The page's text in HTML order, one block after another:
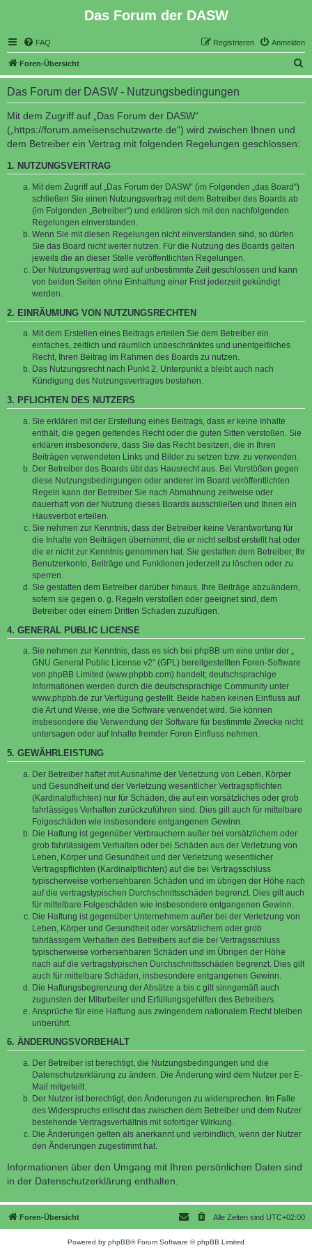
Das Forum der DASW
FAQ Anmelden
Registrieren
Foren-Übersicht
u
Das Forum der DASW - Nutzungsbedingungen
Mit dem Zugriff auf „Das Forum der DASW“
(„https://forum.ameisenschutzwarte.de“) wird zwischen Ihnen und
dem Betreiber ein Vertrag mit folgenden Regelungen geschlossen:
1. NUTZUNGSVERTRAG
Mit dem Zugriff auf „Das Forum der DASW“ (im Folgenden „das Board“)
schließen Sie einen Nutzungsvertrag mit dem Betreiber des Boards ab
(im Folgenden „Betreiber“) und erklären sich mit den nachfolgenden
Regelungen einverstanden.
Wenn Sie mit diesen Regelungen nicht einverstanden sind, so dürfen
Sie das Board nicht weiter nutzen. Für die Nutzung des Boards gelten
jeweils die an dieser Stelle veröffentlichten Regelungen.
Der Nutzungsvertrag wird auf unbestimmte Zeit geschlossen und kann
von beiden Seiten ohne Einhaltung einer Frist jederzeit gekündigt
werden.
2. EINRÄUMUNG VON NUTZUNGSRECHTEN
Mit dem Erstellen eines Beitrags erteilen Sie dem Betreiber ein
einfaches, zeitlich und räumlich unbeschränktes und unentgeltliches
Recht, Ihren Beitrag im Rahmen des Boards zu nutzen.
Das Nutzungsrecht nach Punkt 2, Unterpunkt a bleibt auch nach
Kündigung des Nutzungsvertrages bestehen.
3. PFLICHTEN DES NUTZERS
Sie erklären mit der Erstellung eines Beitrags, dass er keine Inhalte
enthält, die gegen geltendes Recht oder die guten Sitten verstoßen. Sie
erklären insbesondere, dass Sie das Recht besitzen, die in Ihren
Beiträgen verwendeten Links und Bilder zu setzen bzw. zu verwenden.
Der Betreiber des Boards übt das Hausrecht aus. Bei Verstößen gegen
diese Nutzungsbedingungen oder anderer im Board veröffentlichten
Regeln kann der Betreiber Sie nach Abmahnung zeitweise oder
dauerhaft von der Nutzung dieses Boards ausschließen und Ihnen ein
Hausverbot erteilen.
Sie nehmen zur Kenntnis, dass der Betreiber keine Verantwortung für
die Inhalte von Beiträgen übernimmt, die er nicht selbst erstellt hat oder
die er nicht zur Kenntnis genommen hat. Sie gestatten dem Betreiber, Ihr
Benutzerkonto, Beiträge und Funktionen jederzeit zu löschen oder zu
sperren.
Sie gestatten dem Betreiber darüber hinaus, Ihre Beiträge abzuändern,
sofern sie gegen o. g. Regeln verstoßen oder geeignet sind, dem
Betreiber oder einem Dritten Schaden zuzufügen.
4. GENERAL PUBLIC LICENSE
Sie nehmen zur Kenntnis, dass es sich bei phpBB um eine unter der „
GNU General Public License v2“ (GPL) bereitgestellten Foren-Software
von phpBB Limited (www.phpbb.com) handelt; deutschsprachige
Informationen werden durch die deutschsprachige Community unter
www.phpbb.de zur Verfügung gestellt. Beide haben keinen Einfluss auf
die Art und Weise, wie die Software verwendet wird. Sie können
insbesondere die Verwendung der Software für bestimmte Zwecke nicht
untersagen oder auf Inhalte fremder Foren Einfluss nehmen.
5. GEWÄHRLEISTUNG
Der Betreiber haftet mit Ausnahme der Verletzung von Leben, Körper
und Gesundheit und der Verletzung wesentlicher Vertragspflichten
(Kardinalpflichten) nur für Schäden, die auf ein vorsätzliches oder grob
fahrlässiges Verhalten zurückzuführen sind. Dies gilt auch für mittelbare
Folgeschäden wie insbesondere entgangenen Gewinn.
Die Haftung ist gegenüber Verbrauchern außer bei vorsätzlichem oder
grob fahrlässigem Verhalten oder bei Schäden aus der Verletzung von
Leben, Körper und Gesundheit und der Verletzung wesentlicher
Vertragspflichten (Kardinalpflichten) auf die bei Vertragsschluss
typischerweise vorhersehbaren Schäden und im übrigen der Höhe nach
auf die vertragstypischen Durchschnittsschäden begrenzt. Dies gilt auch
für mittelbare Folgeschäden wie insbesondere entgangenen Gewinn.
Die Haftung ist gegenüber Unternehmern außer bei der Verletzung von
Leben, Körper und Gesundheit oder vorsätzlichem oder grob
fahrlässigem Verhalten des Betreibers auf die bei Vertragsschluss
typischerweise vorhersehbaren Schäden und im Übrigen der Höhe
nach auf die vertragstypischen Durchschnittsschäden begrenzt. Dies gilt
auch für mittelbare Schäden, insbesondere entgangenen Gewinn.
Die Haftungsbegrenzung der Absätze a bis c gilt sinngemäß auch
zugunsten der Mitarbeiter und Erfüllungsgehilfen des Betreibers.
Ansprüche für eine Haftung aus zwingendem nationalem Recht bleiben
unberührt.
6. ÄNDERUNGSVORBEHALT
Der Betreiber ist berechtigt, die Nutzungsbedingungen und die
Datenschutzerklärung zu ändern. Die Änderung wird dem Nutzer per E-
Mail mitgeteilt.
Der Nutzer ist berechtigt, den Änderungen zu widersprechen. Im Falle
des Widerspruchs erlischt das zwischen dem Betreiber und dem Nutzer
bestehende Vertragsverhältnis mit sofortiger Wirkung.
Die Änderungen gelten als anerkannt und verbindlich, wenn der Nutzer
den Änderungen zugestimmt hat.
Informationen über den Umgang mit Ihren persönlichen Daten sind
in der Datenschutzerklärung enthalten.
Foren-Übersicht Alle Zeiten sind UTC+02:00
Powered by phpBB® Forum Software © phpBB Limited